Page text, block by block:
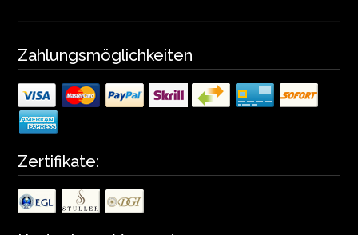
Zahlungsmöglichkeiten
Zertifikate: